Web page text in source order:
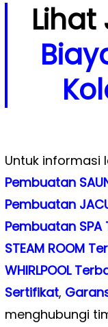
Untuk informasi
Pembuatan
Pembuatan
Pembuatan SPA
STEAM ROOM
WHIRLPOOL
Sertifikat,
menghubungi